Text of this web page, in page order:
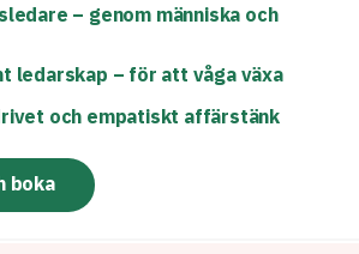
– genom människa och
ledarskap – för att våga växa
och empatiskt affärstänk
boka